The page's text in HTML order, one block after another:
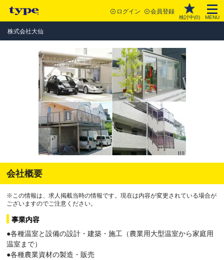
ログイン 会員登録
検討中(0) MENU
株式会社大仙
会社概要
※この情報は、求人掲載当時の情報です。現在は内容が変更されている場合が
ございますのでご注意ください。
事業内容
●各種温室と設備の設計・建築・施工（農業用大型温室から家庭用
温室まで）
●各種農業資材の製造・販売